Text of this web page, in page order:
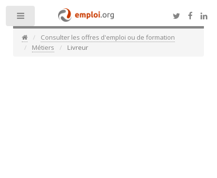
Consulter les offres d'emploi ou de formation
Métiers
Livreur
Toggle